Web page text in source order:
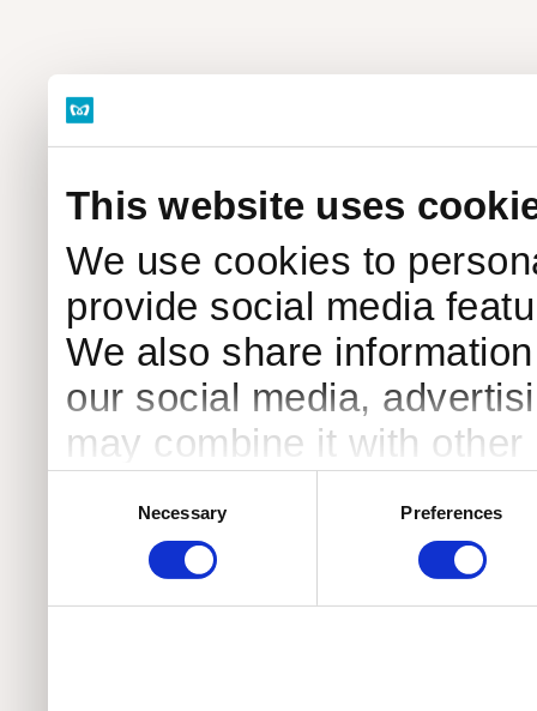
This website uses
We use cookies to
provide social media
We also share
our social media,
may combine it with
services.
Necessary Preferences